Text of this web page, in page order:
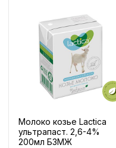
Молоко козье Lactica
ультрапаст. 2,6-4%
200мл БЗМЖ